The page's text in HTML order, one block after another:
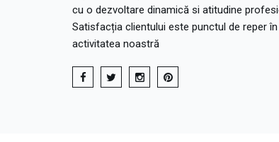
cu o dezvoltare dinamică si atitudine
Satisfacția clientului este punctul de reper în
activitatea noastră